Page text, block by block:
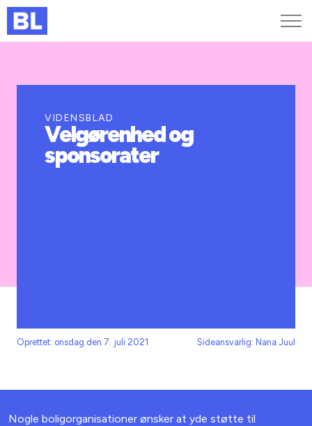
Kurser og arrangementer
Jobportalen
VIDENSBLAD
Velgørenhed og
sponsorater
Oprettet: onsdag den 7. juli 2021 Sideansvarlig: Nana Juul
Nogle boligorganisationer ønsker at yde støtte til